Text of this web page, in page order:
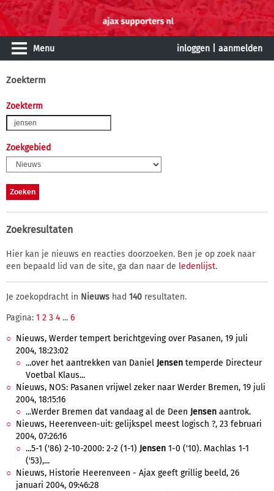
Menu inloggen aanmelden
Zoekterm
Zoekterm
Zoekgebied
Zoekresultaten
Hier kan je nieuws en reacties doorzoeken. Ben je op zoek naar
een bepaald lid van de site, ga dan naar de ledenlijst.
Je zoekopdracht in Nieuws had 140 resultaten.
Pagina: 1 2 3 4 ... 6
Nieuws, Werder tempert berichtgeving over Pasanen, 19 juli
2004, 18:23:02
...over het aantrekken van Daniel Jensen temperde Directeur
Voetbal Klaus...
Nieuws, NOS: Pasanen vrijwel zeker naar Werder Bremen, 19 juli
2004, 18:15:16
...Werder Bremen dat vandaag al de Deen Jensen aantrok.
Nieuws, Heerenveen-uit: gelijkspel meest logisch ?, 23 februari
2004, 07:26:16
...5-1 ('86) 2-10-2000: 2-2 (1-1) Jensen 1-0 ('10). Machlas 1-1
('53),...
Nieuws, Historie Heerenveen - Ajax geeft grillig beeld, 26
januari 2004, 09:46:28